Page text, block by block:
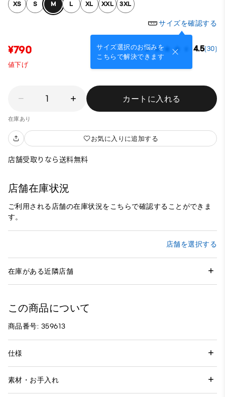
XS S M L XL XXL 3XL
サイズを確認する
サイズ選択のお悩みを
こちらで解決できます
¥790 4.5(30)
値下げ
1 カートに入れる
在庫あり
お気に入りに追加する
店舗受取りなら送料無料
店舗在庫状況
ご利用される店舗の在庫状況をこちらで確認することができま
す。
店舗を選択する
在庫がある近隣店舗
この商品について
商品番号: 359613
仕様
素材・お手入れ